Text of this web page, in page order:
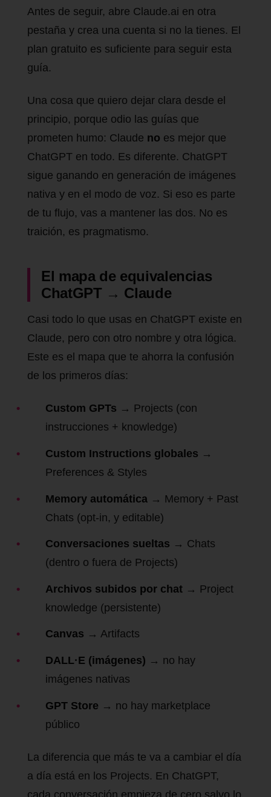
Antes de seguir, abre Claude.ai en otra
pestaña y crea una cuenta si no la tienes. El
plan gratuito es suficiente para seguir esta
guía.
Una cosa que quiero dejar clara desde el
principio, porque odio las guías que
prometen humo: Claude no es mejor que
ChatGPT en todo. Es diferente. ChatGPT
sigue ganando en generación de imágenes
nativa y en el modo de voz. Si eso es parte
de tu flujo, vas a mantener las dos. No es
traición, es pragmatismo.
El mapa de equivalencias
ChatGPT → Claude
Casi todo lo que usas en ChatGPT existe en
Claude, pero con otro nombre y otra lógica.
Este es el mapa que te ahorra la confusión
de los primeros días:
Custom GPTs → Projects (con
instrucciones + knowledge)
Custom Instructions globales →
Preferences & Styles
Memory automática → Memory + Past
Chats (opt-in, y editable)
Conversaciones sueltas → Chats
(dentro o fuera de Projects)
Archivos subidos por chat → Project
knowledge (persistente)
Canvas → Artifacts
DALL·E (imágenes) → no hay
imágenes nativas
GPT Store → no hay marketplace
público
La diferencia que más te va a cambiar el día
a día está en los Projects. En ChatGPT,
cada conversación empieza de cero salvo lo